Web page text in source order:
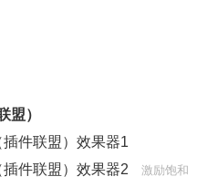
盟）
件联盟）效果器1
件联盟）效果器2
激励饱和